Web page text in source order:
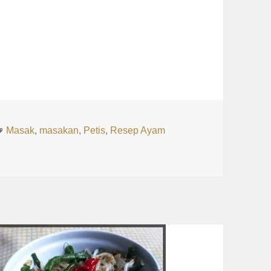
Tags
Masak, masakan, Petis, Resep Ayam